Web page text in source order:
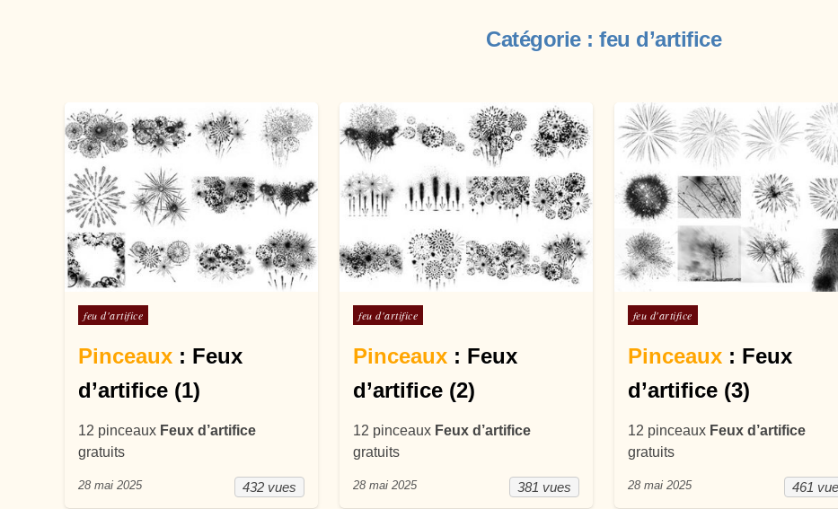
Catégorie : feu d’artifice
Posté dans
feu d'artifice
Pinceaux : Feux
d’artifice (1)
12 pinceaux Feux d’artifice
gratuits
432 vues
28 mai 2025
Posté dans
feu d'artifice
Pinceaux : Feux
d’artifice (2)
12 pinceaux Feux d’artifice
gratuits
381 vues
28 mai 2025
Posté dans
feu d'artifice
Pinceaux: Feux
d’artifice (3)
12 pinceaux Feux d’artifice
gratuits
461
28 mai 2025